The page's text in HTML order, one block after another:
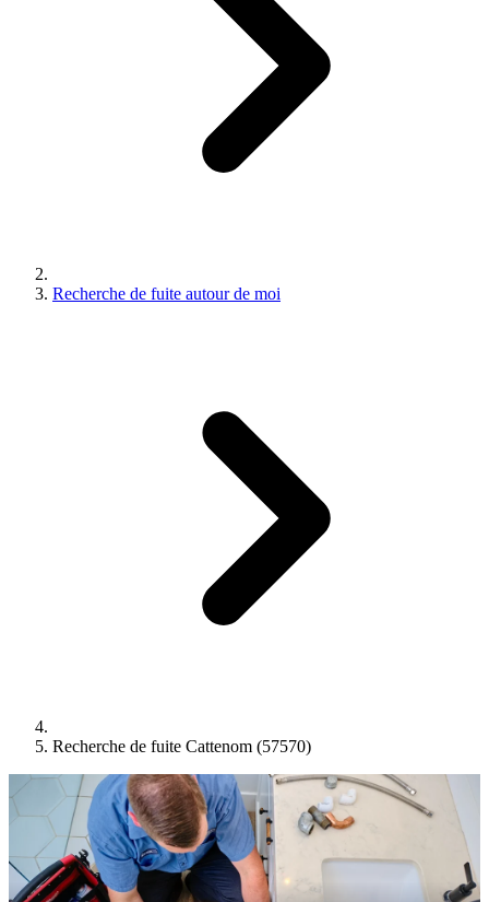
Recherche de fuite autour de moi
Recherche de fuite Cattenom (57570)